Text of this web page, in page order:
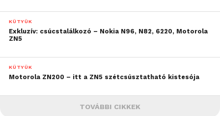
KÜTYÜK
Exkluzív: csúcstalálkozó – Nokia N96, N82, 6220, Motorola
ZN5
KÜTYÜK
Motorola ZN200 – itt a ZN5 szétcsúsztatható kistesója
TOVÁBBI CIKKEK